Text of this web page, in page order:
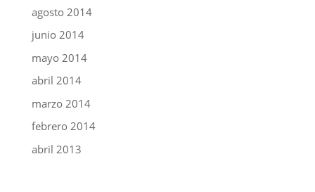
agosto 2014
junio 2014
mayo 2014
abril 2014
marzo 2014
febrero 2014
abril 2013